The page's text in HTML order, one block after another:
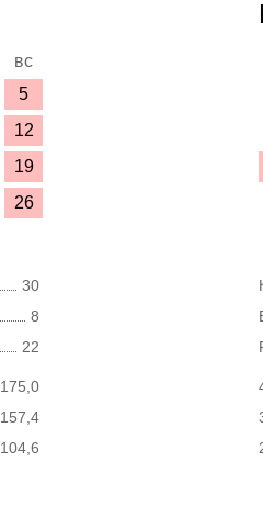
вс
5
12
19
26
30
8
22
175,0
157,4
104,6